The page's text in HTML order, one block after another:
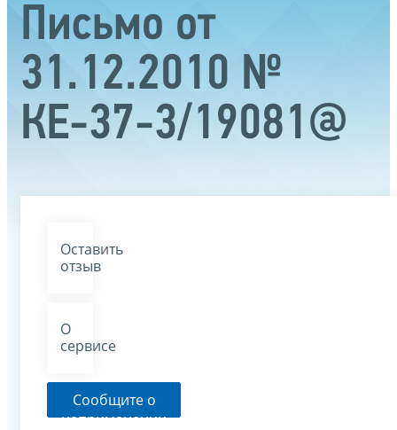
Письмо от
31.12.2010 №
КЕ-37-3/19081@
Оставить
отзыв
О
сервисе
Сообщите о
неприменении